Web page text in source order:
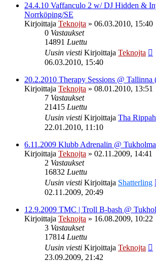
24.4.10 Vaffanculo 2 w/ DJ Hidden &
Norrköping/SE
Kirjoittaja Teknojta » 06.03.2010, 15:40
0 Vastaukset
14891 Luettu
Uusin viesti Kirjoittaja Teknojta
06.03.2010, 15:40
20.2.2010 Therapy Sessions @
Kirjoittaja Teknojta » 08.01.2010, 13:51
7 Vastaukset
21415 Luettu
Uusin viesti Kirjoittaja Tha Rippah
22.01.2010, 11:10
6.11.2009 Klubb Adrenalin @ Tukholma
Kirjoittaja Teknojta » 02.11.2009, 14:41
2 Vastaukset
16832 Luettu
Uusin viesti Kirjoittaja Shatterling
02.11.2009, 20:49
12.9.2009 TMC | Troll B-bash @
Kirjoittaja Teknojta » 16.08.2009, 10:22
3 Vastaukset
17814 Luettu
Uusin viesti Kirjoittaja Teknojta
23.09.2009, 21:42